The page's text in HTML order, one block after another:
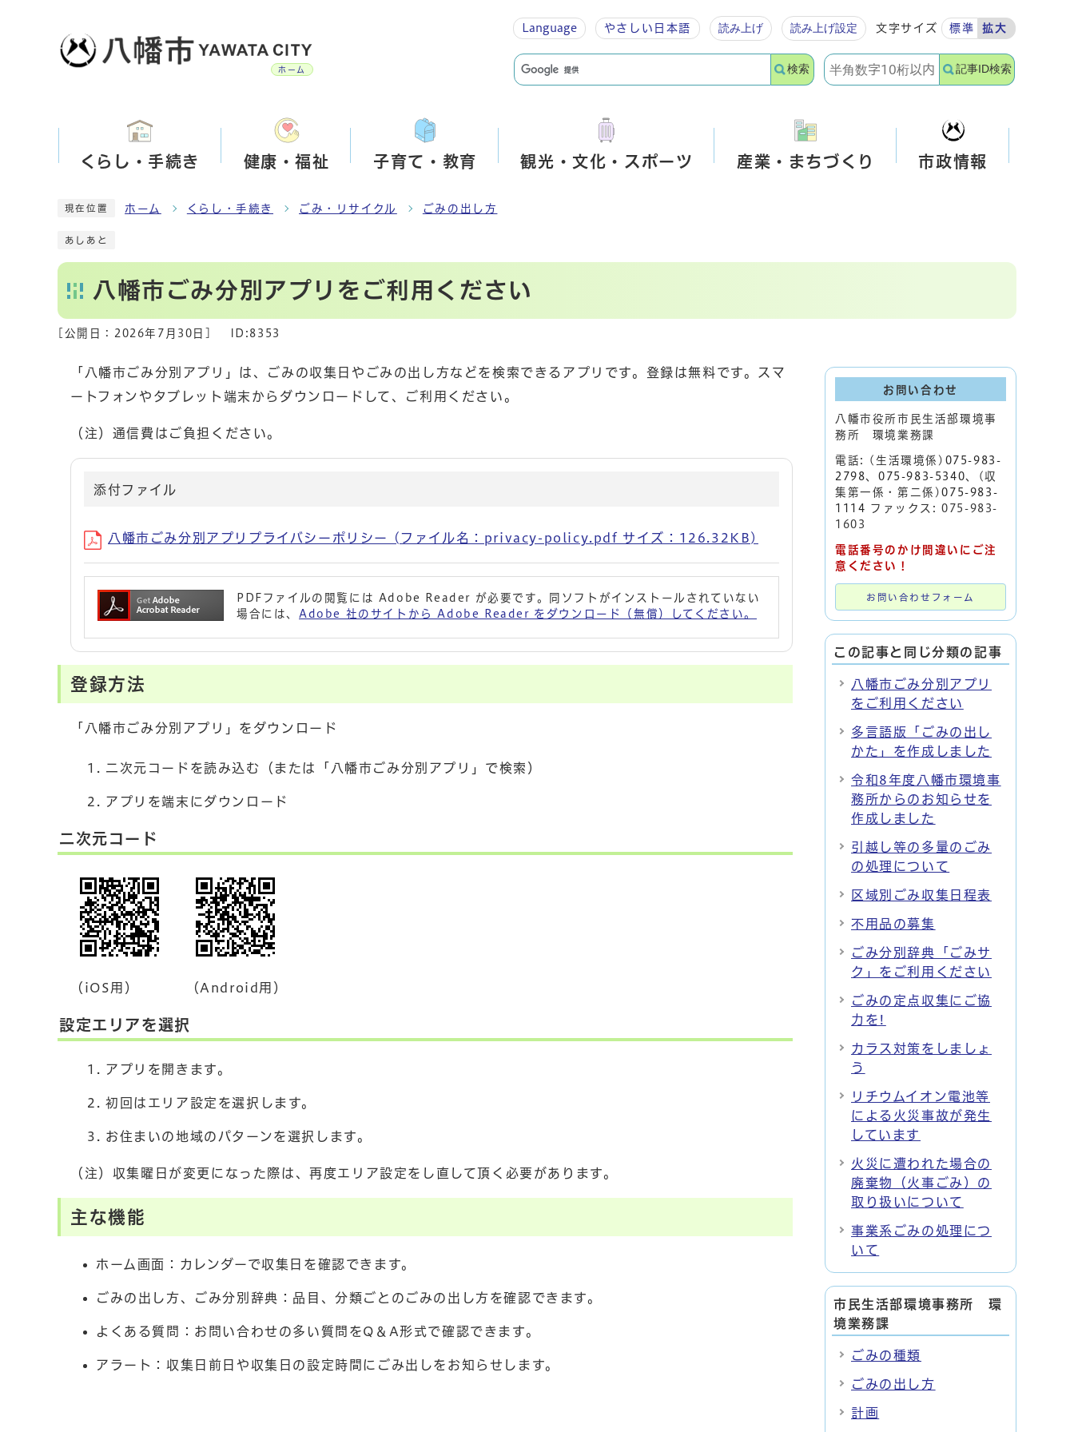
ホーム
Language やさしい 日本語 読み上げ 読み上げ設定 文字サイズ 標準 拡大
検索 記事ID検索
くらし・手続き 健康・福祉 子育て・教育 観光・文化・スポーツ 産業・まちづくり 市政情報
現在位置 ホーム くらし・手続き ごみ・リサイクル ごみの出し方
あしあと
八幡市ごみ分別アプリをご利用ください
[公開日： 2026年7月30日 ID:8353
「八幡市ごみ分別アプリ」は、ごみの収集日やごみの出し方などを検索できるアプリです。登録は無料です。スマ
ートフォンやタブレット端末からダウンロードして、ご利用ください。
（注）通信費はご負担ください。
添付ファイル
八幡市ごみ分別アプリプライバシーポリシー (ファイル名：privacy-policy.pdf サイズ：126.32KB)
PDFファイルの閲覧には Adobe Reader が必要です。同ソフトがインストールされていない
場合には、 Adobe 社のサイトから Adobe Reader をダウンロード（無償）してください。
登録方法
「八幡市ごみ分別アプリ」をダウンロード
二次元コードを読み込む（または「八幡市ごみ分別アプリ」で検索）
アプリを端末にダウンロード
二次元コード
（iOS用） （Android用）
設定エリアを選択
アプリを開きます。
初回はエリア設定を選択します。
お住まいの地域のパターンを選択します。
（注）収集曜日が変更になった際は、再度エリア設定をし直して頂く必要があります。
主な機能
ホーム画面：カレンダーで収集日を確認できます。
ごみの出し方、ごみ分別辞典：品目、分類ごとのごみの出し方を確認できます。
よくある質問：お問い合わせの多い質問をQ＆A形式で確認できます。
アラート：収集日前日や収集日の設定時間にごみ出しをお知らせします。
お問い合わせ
八幡市役所市民生活部環境事
務所 環境業務課
電話: (生活環境係) 075-983-
2798、075-983-5340、(収
集第一係・第二係)075-983-
1114 ファックス: 075-983-
1603
電話番号のかけ間違いにご注
意ください！
お問い合わせフォーム
この記事と同じ分類の記事
八幡市ごみ分別アプリ
をご利用ください
多言語版「ごみの出し
かた」を作成しました
令和8年度八幡市環境事
務所からのお知らせを
作成しました
引越し等の多量のごみ
の処理について
区域別ごみ収集日程表
不用品の募集
ごみ分別辞典「ごみサ
ク」をご利用ください
ごみの定点収集にご協
力を!
カラス対策をしましょ
う
リチウムイオン電池等
による火災事故が発生
しています
火災に遭われた場合の
廃棄物（火事ごみ）の
取り扱いについて
事業系ごみの処理につ
いて
市民生活部環境事務所 環
境業務課
ごみの種類
ごみの出し方
計画